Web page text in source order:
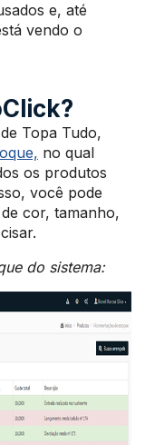
e, até
vendo o
Topa Tudo,
no qual
os produtos
você pode
cor, tamanho,
do sistema: